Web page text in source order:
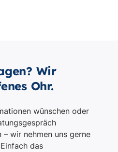
Wir
Ohr.
wünschen oder
wir nehmen uns gerne
das